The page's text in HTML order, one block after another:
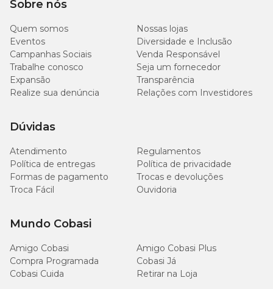
Sobre nós
Quem somos
Nossas lojas
Eventos
Diversidade e Inclusão
Campanhas Sociais
Venda Responsável
Trabalhe conosco
Seja um fornecedor
Expansão
Transparência
Realize sua denúncia
Relações com Investidores
Dúvidas
Atendimento
Regulamentos
Política de entregas
Política de privacidade
Formas de pagamento
Trocas e devoluções
Troca Fácil
Ouvidoria
Mundo Cobasi
Amigo Cobasi
Amigo Cobasi Plus
Compra Programada
Cobasi Já
Cobasi Cuida
Retirar na Loja